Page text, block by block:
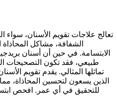
تعالج علاجات تقويم الأسنان، سواء
الشفافة، مشاكل
الابتسامة. في حين أن أسنان
طبيعي، فقد تكون التصحيحات
تماثلها المثالي. يقدم تقويم
الذين يسعون لتحسين المحاذاة،
للتحقيق في أي عمر. افحص